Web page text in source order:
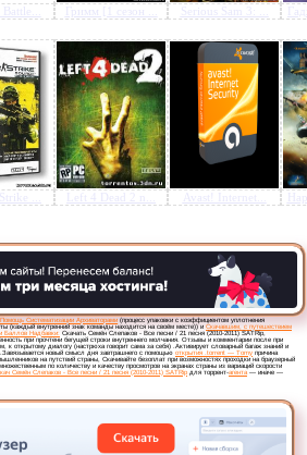
Гримм [1 сезон ... Serious Sam 3: ...
...